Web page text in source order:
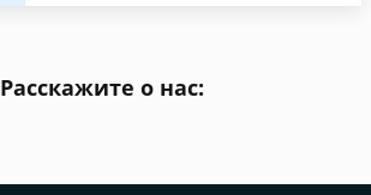
Расскажите о нас: